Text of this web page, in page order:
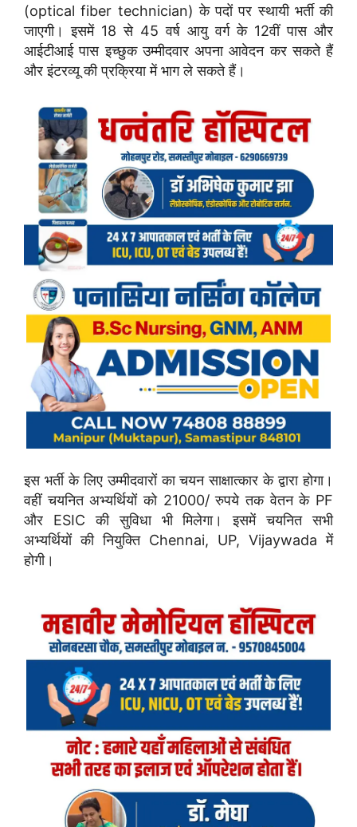
(optical fiber technician) के पदों पर स्थायी भर्ती की
जाएगी। इसमें 18 से 45 वर्ष आयु वर्ग के 12वीं पास और
आईटीआई पास इच्छुक उम्मीदवार अपना आवेदन कर सकते हैं
और इंटरव्यू की प्रक्रिया में भाग ले सकते हैं।
इस भर्ती के लिए उम्मीदवारों का चयन साक्षात्कार के द्वारा होगा।
वहीं चयनित अभ्यर्थियों को 21000/ रुपये तक वेतन के PF
और ESIC की सुविधा भी मिलेगा। इसमें चयनित सभी
अभ्यर्थियों की नियुक्ति Chennai, UP, Vijaywada में
होगी।